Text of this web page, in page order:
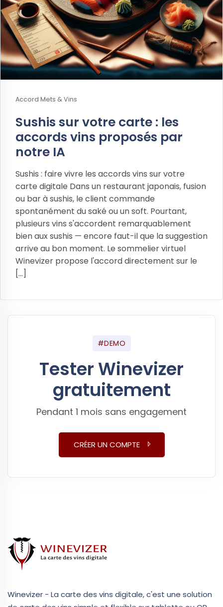
Accord Mets & Vins
Sushis sur votre carte : les
accords vins proposés par
notre IA
Sushis : faire vivre les accords vins sur votre
carte digitale Dans un restaurant japonais, fusion
ou bar à sushis, le client commande
spontanément du saké ou un soft. Pourtant,
plusieurs vins s'accordent remarquablement
bien aux sushis — encore faut-il que la suggestion
arrive au bon moment. Le sommelier virtuel
Winevizer propose l'accord directement sur le
[...]
#DEMO
Tester Winevizer
gratuitement
Pendant 1 mois sans engagement
CRÉER UN COMPTE
Winevizer - La carte des vins digitale, c'est une solution